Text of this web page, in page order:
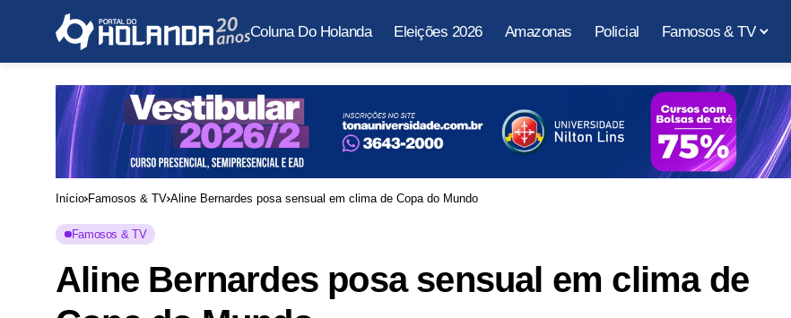
Coluna Do Holanda Eleições 2026 Amazonas Policial Famosos & TV
Início Famosos & TV Aline Bernardes posa sensual em clima de Copa do Mundo
Famosos & TV
Aline Bernardes posa sensual em clima de